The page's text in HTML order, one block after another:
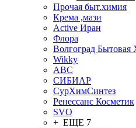
Прочая быт.химия
Крема ,мази
Аctive Иран
Флора
Волгоград
Wikky
АВС
СИБИАР
СурХимСинтез
Ренессанс Косметик
SVO
+ ЕЩЕ 7